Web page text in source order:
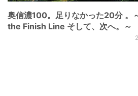
奥信濃100。足りなかった20分 。
the Finish Line そして、次へ。～